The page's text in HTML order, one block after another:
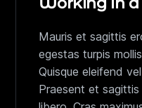
Mauris et sagittis
egestas turpis
Quisque eleifend
Praesent et sagittis